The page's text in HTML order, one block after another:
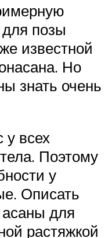
позы
известной
Но
знать очень
у всех
Поэтому
у
Описать
для
растяжкой